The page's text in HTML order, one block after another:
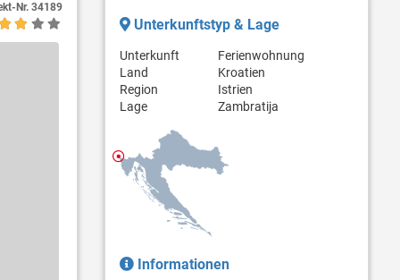
Nr. 34189
Unterkunftstyp & Lage
Unterkunft
Ferienwohnung
Land
Kroatien
Region
Istrien
Lage
Zambratija
Informationen